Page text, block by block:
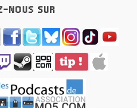
NOUS SUR